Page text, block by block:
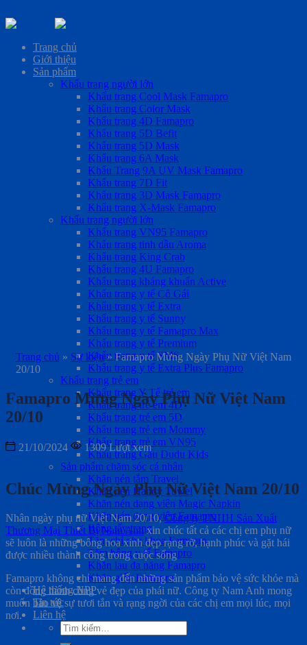
Skip
contentTrang chủ
Giới thiệu
Sản phẩm
Khẩu trang người lớn
Khẩu trang Cool Mask Famapro
Khẩu trang Color Mask
Khẩu trang 4D Famapro
Khẩu trang 5D Befit
Khẩu trang 5D Mask
Khẩu trang 6A Mask
Khẩu Trang 9A UV Mask Famapro
Khẩu trang 7D Fit
Khẩu trang 3D Mask Famapro
Khẩu trang X-Mask Famapro
Khẩu trang người lớn
Khẩu trang VN95 Famapro
Khẩu trang tinh dầu Aroma
Khẩu trang King Crab
Khẩu trang 4U Famapro
Khẩu trang kháng khuẩn Active
Khẩu trang y tế Cô Gái
Khẩu trang y tế Extra
Khẩu trang y tế Sunny
Khẩu trang y tế Famapro Max
Khẩu trang y tế Premium
Khẩu trang y tế SMS
Khẩu trang y tế Extra Plus Famapro
Khẩu trang trẻ em
Khẩu trang Y Tế trẻ em
Khẩu trang trẻ em 4D
Khẩu trang trẻ em 5D
Khẩu trang trẻ em Mommy
Khẩu trang trẻ em VN95
Khẩu trang Gấu Dudu Kids
Sản phẩm chăm sóc cá nhân
Khăn nén tắm Travel
Khăn nén Handy Towel
Khăn nén dạng viên Magic Napkin
Khăn nén dạng viên Famapro
Bông tẩy trang
Tăm chỉ nha khoa Famapro
Tăm bông y tế Famapro
Khăn lau đa năng Famapro
Khăn giấy Famapro
Hệ thống NPP
Tin tức
Liên hệ
Tìm
kiếm:
Trang chủ » Sự kiện»Famapro Mừng Ngày Phụ Nữ Việt Nam
20/10
Famapro Mừng Ngày Phụ Nữ Việt Nam
20/10
21/10/2024 1309 Lượt xem
Chúc Mừng Ngày Phụ Nữ Việt Nam 20/10
Nhân ngày phụ nữ Việt Nam 20/10,Công ty TNHH Sản Xuất
Thương Mại Thiết Bị Nam Anhxin chúc tất cả các chị em phụ nữ
sẽ luôn là những bông hoa xinh đẹp rạng rỡ, hạnh phúc và gặt hái
được nhiều thành công trong cuộc sống
Famapro không chỉ mang đến những sản phẩm bảo vệ sức khỏe mà
còn đồng hành cùng vẻ đẹp của phái nữ. Công ty Nam Anh mong
muốn bảo vệ sự tươi tắn và rạng ngời của các chị em mọi lúc, mọi
nơi.